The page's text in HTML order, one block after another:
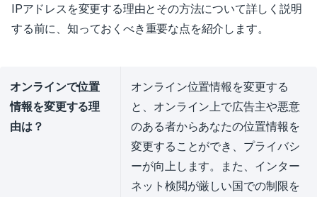
IPアドレスを変更する理由とその方法について詳しく説明
する前に、知っておくべき重要な点を紹介します。
オンラインで位置
情報を変更する理
由は？
オンライン位置情報を変更する
と、オンライン上で広告主や悪意
のある者からあなたの位置情報を
変更することができ、プライバシ
ーが向上します。また、インター
ネット検閲が厳しい国での制限を